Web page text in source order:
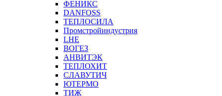
ФЕНИКС
DANFOSS
ТЕПЛОСИЛА
Промстройиндустрия
LHE
ВОГЕЗ
АНВИТЭК
ТЕПЛОХИТ
СЛАВУТИЧ
ЮТЕРМО
ТИЖ